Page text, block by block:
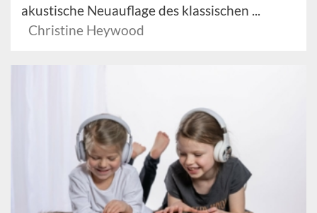
akustische Neuauflage des klassischen ...
Christine Heywood